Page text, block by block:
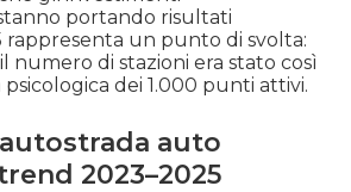
portando risultati
rappresenta un punto di svolta:
numero di stazioni era stato così
psicologica dei 1.000 punti attivi.
auto
2023–2025